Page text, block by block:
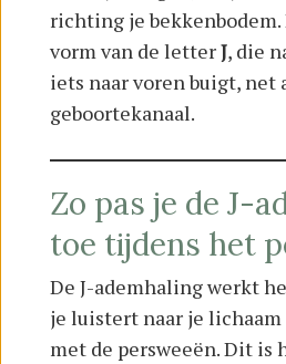
richting je bekkenbodem.
vorm van de letterJ, die
iets naar voren buigt, net
geboortekanaal.
Zo pas je de J-
toe tijdens het
De J-ademhaling werkt
je luistert naar je
met de persweeën. Dit is